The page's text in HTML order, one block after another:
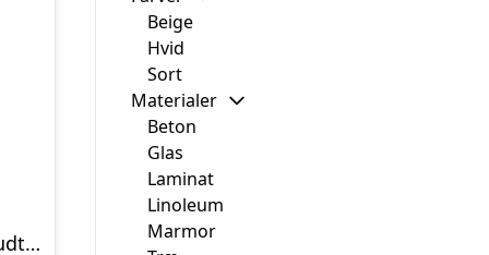
Spisebord med udtræk WOOOD Exclusive Lange – FSC-eg rund til oval Ø120 – 200 cm sortnat
Beige
Hvid
Sort
Materialer
Beton
Glas
Laminat
Linoleum
Marmor